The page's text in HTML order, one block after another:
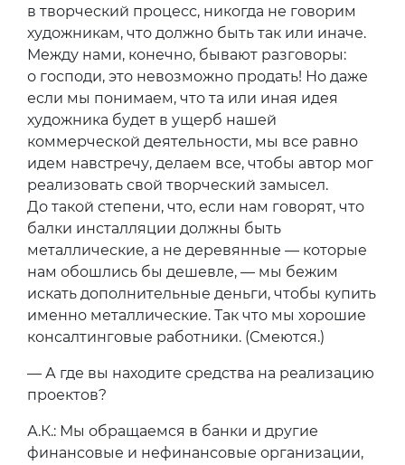
в творческий процесс, никогда не говорим
художникам, что должно быть так или иначе.
Между нами, конечно, бывают разговоры:
о господи, это невозможно продать! Но даже
если мы понимаем, что та или иная идея
художника будет в ущерб нашей
коммерческой деятельности, мы все равно
идем навстречу, делаем все, чтобы автор мог
реализовать свой творческий замысел.
До такой степени, что, если нам говорят, что
балки инсталляции должны быть
металлические, а не деревянные — которые
нам обошлись бы дешевле, — мы бежим
искать дополнительные деньги, чтобы купить
именно металлические. Так что мы хорошие
консалтинговые работники. (Смеются.)
— А где вы находите средства на реализацию
проектов?
А.К.: Мы обращаемся в банки и другие
финансовые и нефинансовые организации,